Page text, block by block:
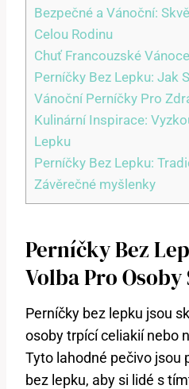
Bezpečné a Vánoční:
Celou Rodinu
Chuť Francouzské
Perníčky Bez Lepku: Jak
Vánoční Perníčky Pro
Kulinární Inspirace:
Lepku
Perníčky Bez Lepku:
Závěrečné myšlenky
Perníčky Bez
Volba Pro
Perníčky bez lepku jsou
osoby trpící celiakií nebo
Tyto lahodné pečivo jsou
bez lepku, aby si lidé s